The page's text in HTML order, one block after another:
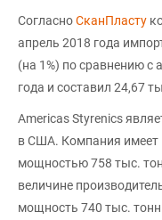
СогласноСканПласту
апрель 2018 года
(на 1%) по сравнению
года и составил 24,67
Americas Styrenics
в США. Компания имеет
мощностью 758 тыс.
величине
мощность 740 тыс.